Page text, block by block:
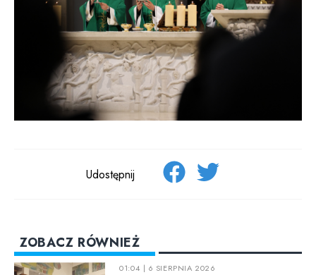
Udostępnij
ZOBACZ RÓWNIEŻ
01:04 | 6 SIERPNIA 2026